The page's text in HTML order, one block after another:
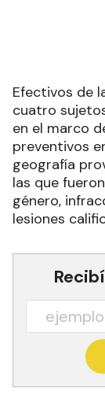
Efectivos de
cuatro
en el marco
preventivos
geografía
las que
género,
lesiones